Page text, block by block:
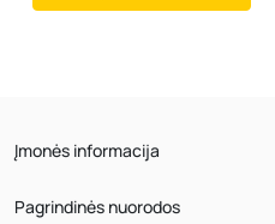
Įmonės informacija
Pagrindinės nuorodos